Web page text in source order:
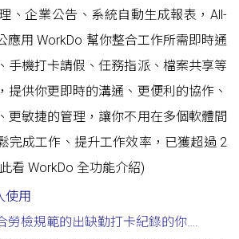
、企業公告、系統自動生成報表，All-
應用 WorkDo 幫你整合工作所需即時通
手機打卡請假、任務指派、檔案共享等
提供你更即時的溝通、更便利的協作、
更敏捷的管理，讓你不用在多個軟體間
完成工作、提升工作效率，已獲超過 2
看 WorkDo 全功能介紹)
使用
勞檢規範的出缺勤打卡紀錄的你….